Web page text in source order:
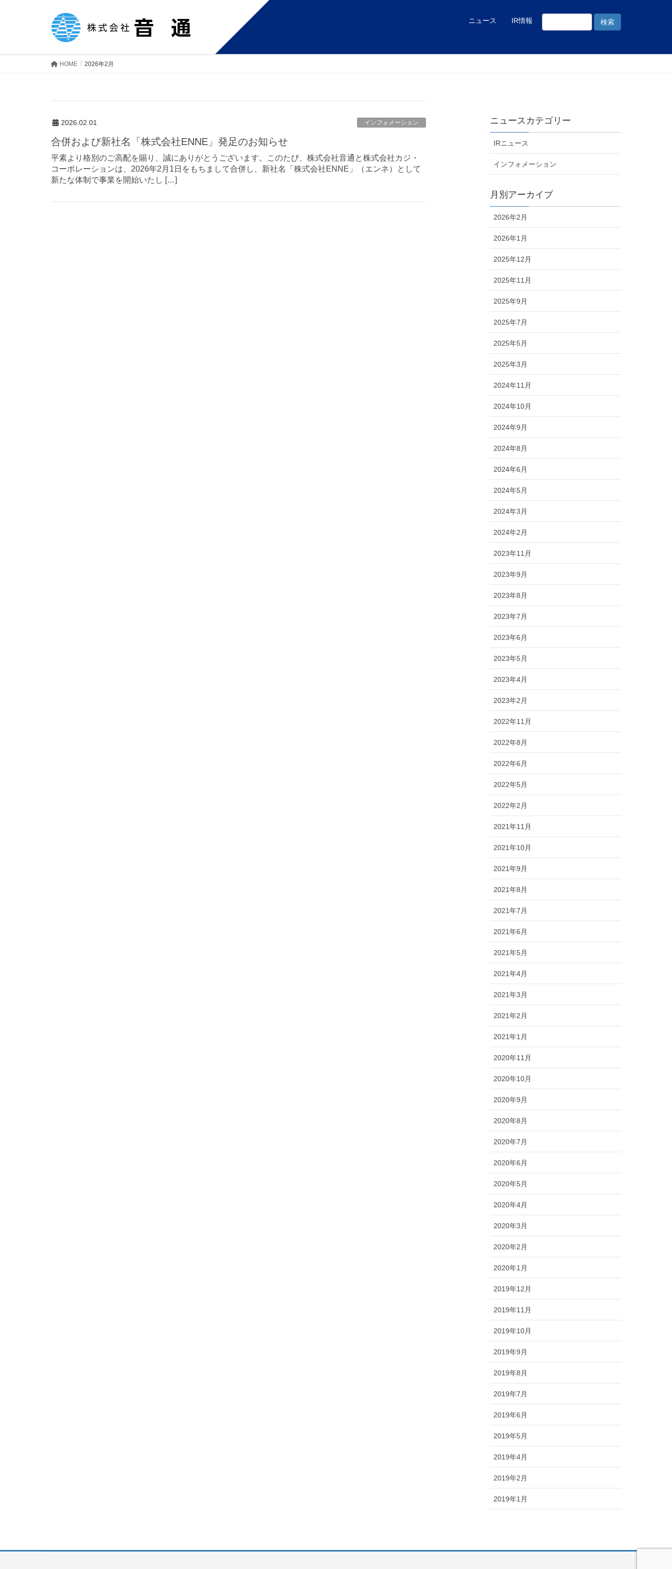
ニュース IR情報
HOME 2026年2月
2026.02.01 インフォメーション
合併および新社名「株式会社ENNE」発足のお知らせ
平素より格別のご高配を賜り、誠にありがとうございます。このたび、株式会社音通と株式会社カジ・
コーポレーションは、2026年2月1日をもちまして合併し、新社名「株式会社ENNE」（エンネ）として
新たな体制で事業を開始いたし […]
ニュースカテゴリー
IRニュース
インフォメーション
月別アーカイブ
2026年2月
2026年1月
2025年12月
2025年11月
2025年9月
2025年7月
2025年5月
2025年3月
2024年11月
2024年10月
2024年9月
2024年8月
2024年6月
2024年5月
2024年3月
2024年2月
2023年11月
2023年9月
2023年8月
2023年7月
2023年6月
2023年5月
2023年4月
2023年2月
2022年11月
2022年8月
2022年6月
2022年5月
2022年2月
2021年11月
2021年10月
2021年9月
2021年8月
2021年7月
2021年6月
2021年5月
2021年4月
2021年3月
2021年2月
2021年1月
2020年11月
2020年10月
2020年9月
2020年8月
2020年7月
2020年6月
2020年5月
2020年4月
2020年3月
2020年2月
2020年1月
2019年12月
2019年11月
2019年10月
2019年9月
2019年8月
2019年7月
2019年6月
2019年5月
2019年4月
2019年2月
2019年1月